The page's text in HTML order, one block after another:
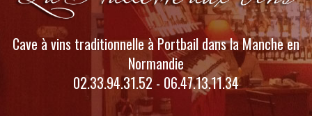
Cave à vins traditionnelle à Portbail dans la Manche en
Normandie
02.33.94.31.52 - 06.47.13.11.34